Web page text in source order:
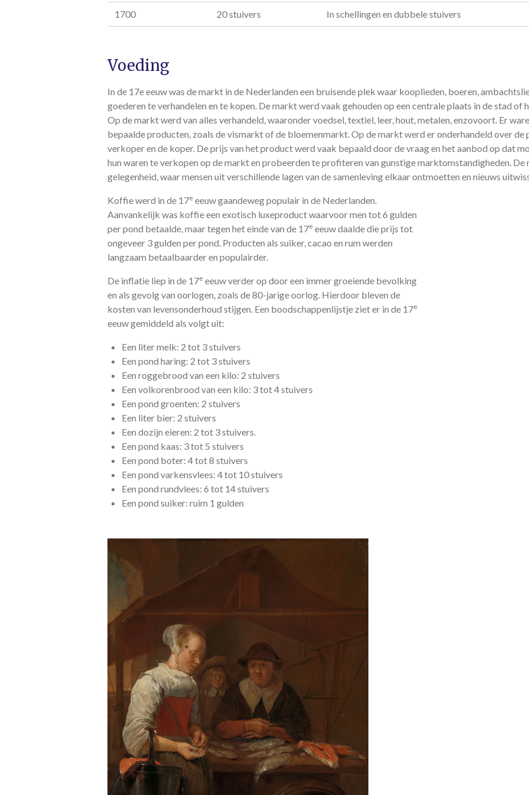
1700 20 stuivers In schellingen en dubbele stuivers
Voeding
In de 17e eeuw was de markt in de Nederlanden een bruisende plek waar kooplieden, boeren,
goederen te verhandelen en te kopen. De markt werd vaak gehouden op een centrale plaats in de stad of
Op de markt werd van alles verhandeld, waaronder voedsel, textiel, leer, hout, metalen, enzovoort. Er
bepaalde producten, zoals de vismarkt of de bloemenmarkt. Op de markt werd er onderhandeld over de
verkoper en de koper. De prijs van het product werd vaak bepaald door de vraag en het aanbod op dat
hun waren te verkopen op de markt en probeerden te profiteren van gunstige marktomstandigheden.
gelegenheid, waar mensen uit verschillende lagen van de samenleving elkaar ontmoetten en nieuws
Koffie werd in de 17e eeuw gaandeweg populair in de Nederlanden.
Aanvankelijk was koffie een exotisch luxeproduct waarvoor men tot 6 gulden
per pond betaalde, maar tegen het einde van de 17e eeuw daalde die prijs tot
ongeveer 3 gulden per pond. Producten als suiker, cacao en rum werden
langzaam betaalbaarder en populairder.
De inflatie liep in de 17e eeuw verder op door een immer groeiende bevolking
en als gevolg van oorlogen, zoals de 80-jarige oorlog. Hierdoor bleven de
kosten van levensonderhoud stijgen. Een boodschappenlijstje ziet er in de 17e
eeuw gemiddeld als volgt uit:
Een liter melk: 2 tot 3 stuivers
Een pond haring: 2 tot 3 stuivers
Een roggebrood van een kilo: 2 stuivers
Een volkorenbrood van een kilo: 3 tot 4 stuivers
Een pond groenten: 2 stuivers
Een liter bier: 2 stuivers
Een dozijn eieren: 2 tot 3 stuivers.
Een pond kaas: 3 tot 5 stuivers
Een pond boter: 4 tot 8 stuivers
Een pond varkensvlees: 4 tot 10 stuivers
Een pond rundvlees: 6 tot 14 stuivers
Een pond suiker: ruim 1 gulden